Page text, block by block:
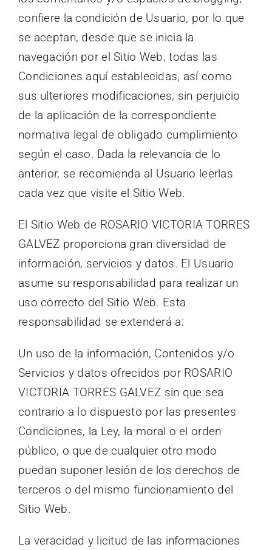
confiere la condición de Usuario, por lo que
se aceptan, desde que se inicia la
navegación por el Sitio Web, todas las
Condiciones aquí establecidas, así como
sus ulteriores modificaciones, sin perjuicio
de la aplicación de la correspondiente
normativa legal de obligado cumplimiento
según el caso. Dada la relevancia de lo
anterior, se recomienda al Usuario leerlas
cada vez que visite el Sitio Web.
El Sitio Web de ROSARIO VICTORIA TORRES
GALVEZ proporciona gran diversidad de
información, servicios y datos. El Usuario
asume su responsabilidad para realizar un
uso correcto del Sitio Web. Esta
responsabilidad se extenderá a:
Un uso de la información, Contenidos y/o
Servicios y datos ofrecidos por ROSARIO
VICTORIA TORRES GALVEZ sin que sea
contrario a lo dispuesto por las presentes
Condiciones, la Ley, la moral o el orden
público, o que de cualquier otro modo
puedan suponer lesión de los derechos de
terceros o del mismo funcionamiento del
Sitio Web.
La veracidad y licitud de las informaciones